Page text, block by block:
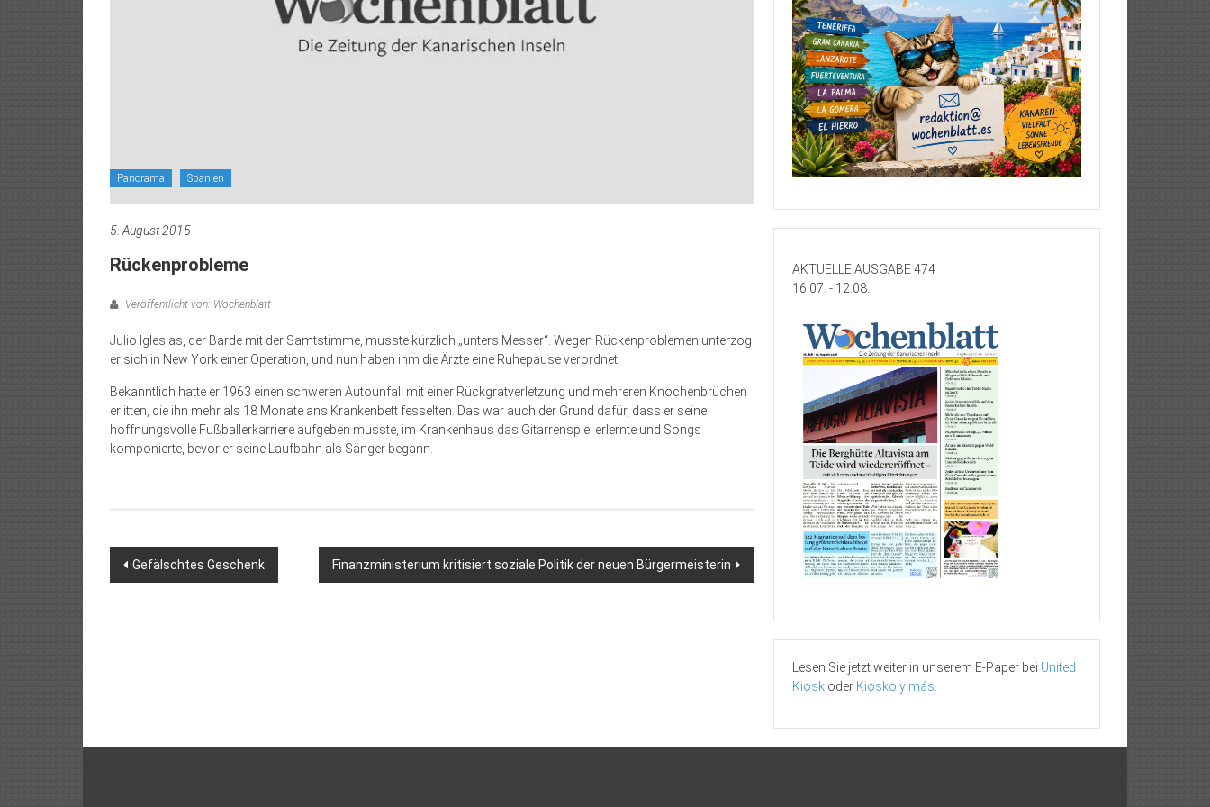
Panorama Spanien
5. August 2015
Rückenprobleme
Veröffentlicht von: Wochenblatt
Julio Iglesias, der Barde mit der Samtstimme, musste kürzlich „unters Messer“. Wegen Rückenproblemen unterzog
er sich in New York einer Operation, und nun haben ihm die Ärzte eine Ruhepause verordnet.
Bekanntlich hatte er 1963 einen schweren Autounfall mit einer Rückgratverletzung und mehreren Knochenbrüchen
erlitten, die ihn mehr als 18 Monate ans Krankenbett fesselten. Das war auch der Grund dafür, dass er seine
hoffnungsvolle Fußballerkarriere aufgeben musste, im Krankenhaus das Gitarrenspiel erlernte und Songs
komponierte, bevor er seine Laufbahn als Sänger begann.
Beitragsnavigation
Gefälschtes Geschenk Finanzministerium kritisiert soziale Politik der neuen Bürgermeisterin
AKTUELLE AUSGABE 474
16.07. - 12.08.
Lesen Sie jetzt weiter in unserem E-Paper bei United
Kiosk oder Kiosko y más